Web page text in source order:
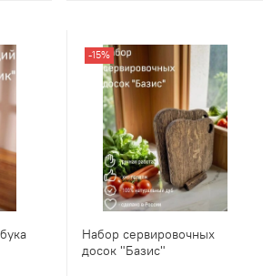
-15%
Набор сервировочных
досок "Базис"